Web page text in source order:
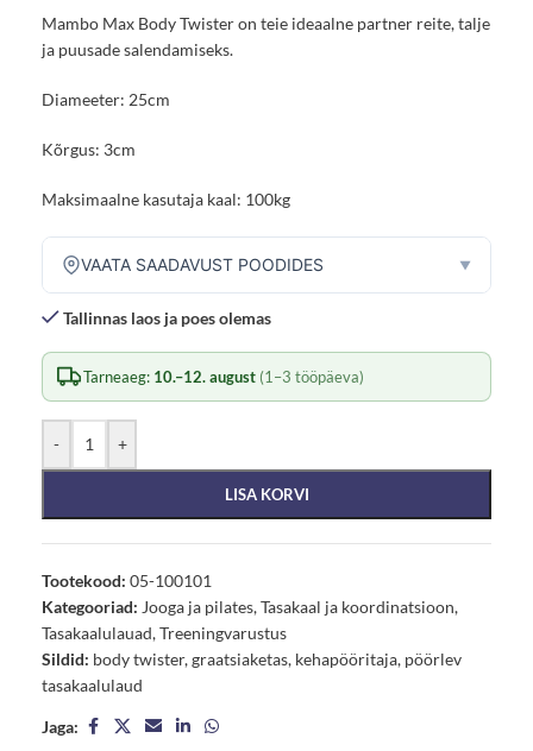
Mambo Max Body Twister on teie ideaalne partner reite, talje
ja puusade salendamiseks.
Diameeter: 25cm
Kõrgus: 3cm
Maksimaalne kasutaja kaal: 100kg
VAATA SAADAVUST POODIDES ▼
Tallinnas laos ja poes olemas
Tarneaeg: 10.–12. august (1–3 tööpäeva)
- +
LISA KORVI
Tootekood: 05-100101
Kategooriad: Jooga ja pilates,Tasakaal ja koordinatsioon,
Tasakaalulauad,Treeningvarustus
Sildid: body twister,graatsiaketas, kehapööritaja, pöörlev
tasakaalulaud
Jaga: